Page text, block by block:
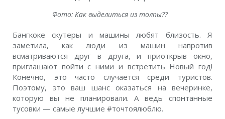
Фото: Как выделиться из толпы??
Бангкоке скутеры и машины любят близость. Я
заметила, как люди из машин напротив
всматриваются друг в друга, и приоткрыв окно,
приглашают пойти с ними и встретить Новый год!
Конечно, это часто случается среди туристов.
Поэтому, это ваш шанс оказаться на вечеринке,
которую вы не планировали. А ведь спонтанные
тусовки — самые лучшие #точтоялюблю.